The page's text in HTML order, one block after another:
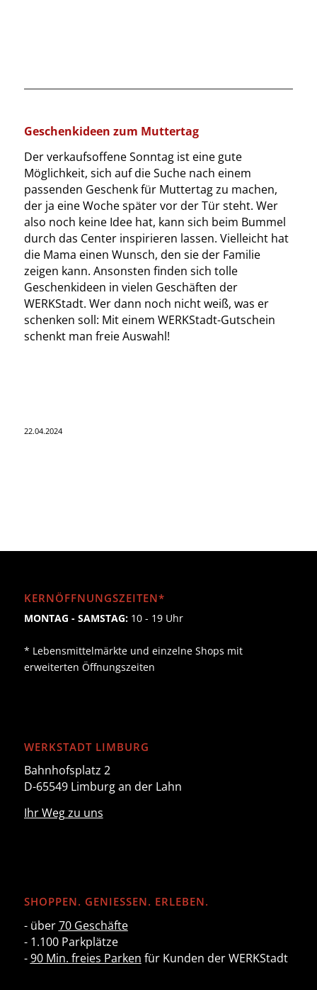
Geschenkideen zum Muttertag
Der verkaufsoffene Sonntag ist eine gute
Möglichkeit, sich auf die Suche nach einem
passenden Geschenk für Muttertag zu machen,
der ja eine Woche später vor der Tür steht. Wer
also noch keine Idee hat, kann sich beim Bummel
durch das Center inspirieren lassen. Vielleicht hat
die Mama einen Wunsch, den sie der Familie
zeigen kann. Ansonsten finden sich tolle
Geschenkideen in vielen Geschäften der
WERKStadt. Wer dann noch nicht weiß, was er
schenken soll: Mit einem WERKStadt-Gutschein
schenkt man freie Auswahl!
22.04.2024
KERNÖFFNUNGSZEITEN*
MONTAG - SAMSTAG:10 - 19 Uhr
* Lebensmittelmärkte und einzelne Shops mit
erweiterten Öffnungszeiten
WERKSTADT LIMBURG
Bahnhofsplatz 2
D-65549 Limburg an der Lahn
Ihr Weg zu uns
SHOPPEN. GENIESSEN. ERLEBEN.
- über70 Geschäfte
- 1.100 Parkplätze
-90 Min. freies Parken für Kunden der WERKStadt